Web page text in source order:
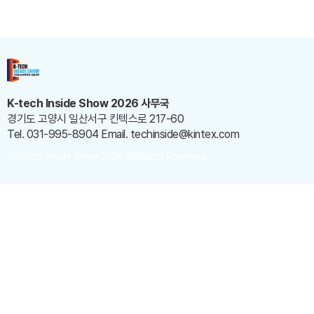
K-tech Inside Show 2026 사무국
경기도 고양시 일산서구 킨텍스로 217-60
Tel. 031-995-8904 Email. techinside@kintex.com